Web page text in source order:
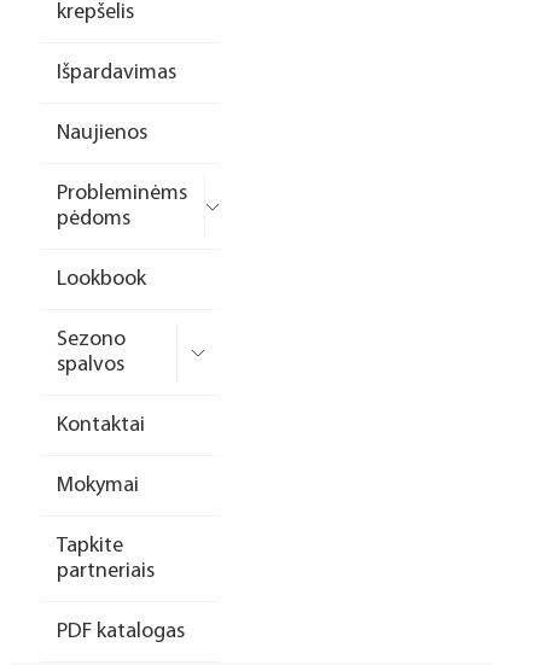
krepšelis
Išpardavimas
Naujienos
Probleminėms
pėdoms
Lookbook
Sezono
spalvos
Kontaktai
Mokymai
Tapkite
partneriais
PDF katalogas